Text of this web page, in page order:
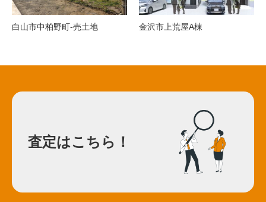
白山市中柏野町-売土地 金沢市上荒屋A棟
査定はこちら！